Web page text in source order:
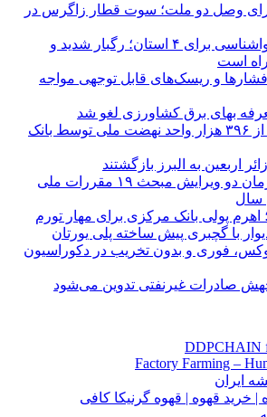
وصل دو ملت؛ سوت قطار زاگرس در
هشدار نارنجی هواشناسی برای ۴ استان؛ رگبار شدید و
است
فشارها و ریسک‌های قابل توجهی مواجه
بهای برق کشاورزی لغو شد
تأمین مالی بیش از ۳۹۶ هزار واحد نهضت ملی توسط بانک
تمدید اجرای همزمان دو ویرایش مبحث ۱۹ مقررات ملی
سال
اهرم پولی بانک مرکزی برای مهار تورم
با گچبری پیش ساخته پلی یورتان
فوری و بدون تخریب در دکوراسیون
صادرات غیرنفتی تدوین می‌شود
DDPCHAIN
Factory Farming –
ایران
| خرید قهوه | قهوه گرنیکا کافی